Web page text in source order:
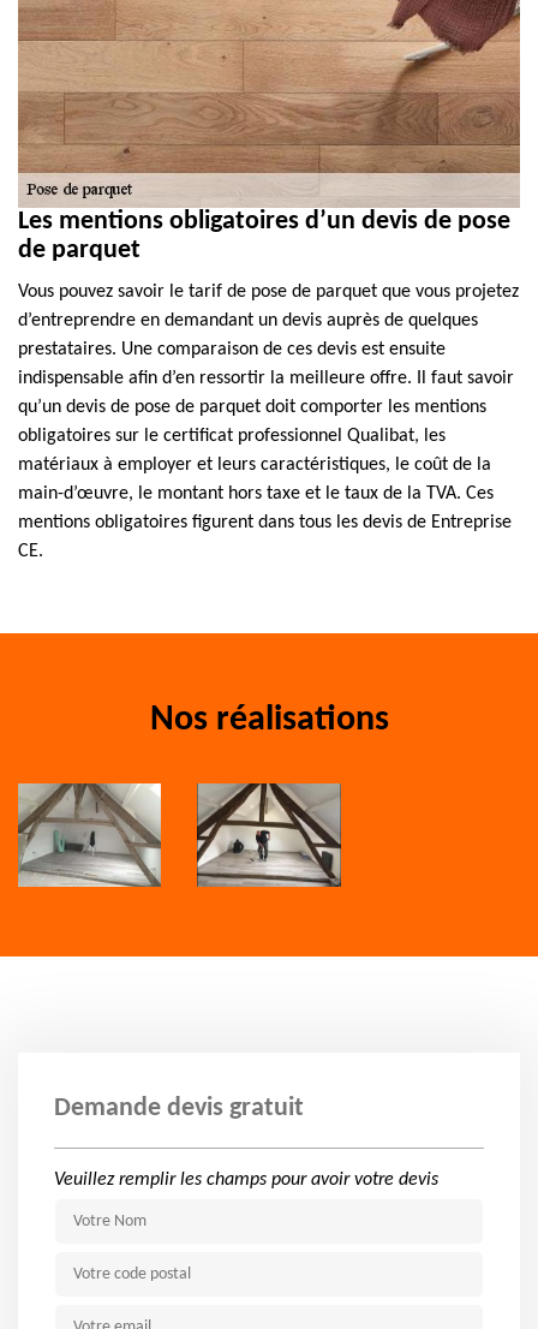
Les mentions obligatoires d’un devis de pose
de parquet
Vous pouvez savoir le tarif de pose de parquet que vous projetez
d’entreprendre en demandant un devis auprès de quelques
prestataires. Une comparaison de ces devis est ensuite
indispensable afin d’en ressortir la meilleure offre. Il faut savoir
qu’un devis de pose de parquet doit comporter les mentions
obligatoires sur le certificat professionnel Qualibat, les
matériaux à employer et leurs caractéristiques, le coût de la
main-d’œuvre, le montant hors taxe et le taux de la TVA. Ces
mentions obligatoires figurent dans tous les devis de Entreprise
CE.
Nos réalisations
Demande devis gratuit
Veuillez remplir les champs pour avoir votre devis